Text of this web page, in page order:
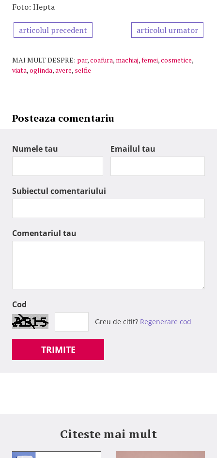
Foto: Hepta
articolul precedent articolul urmator
MAI MULT DESPRE: par,coafura, machiaj,femei,cosmetice,
viata,oglinda,avere, selfie
Posteaza comentariu
Numele tau Emailul tau
Subiectul comentariului
Comentariul tau
Cod
Greu de citit? Regenerare cod
TRIMITE
Citeste mai mult